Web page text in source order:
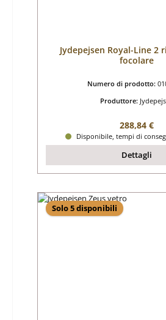
Jydepejsen Royal-Line 2
focolare
Numero di prodotto:
Produttore:
Prezzo
288,84 €
Disponibile, tempi di
Dettagli
Solo 5 disponibili